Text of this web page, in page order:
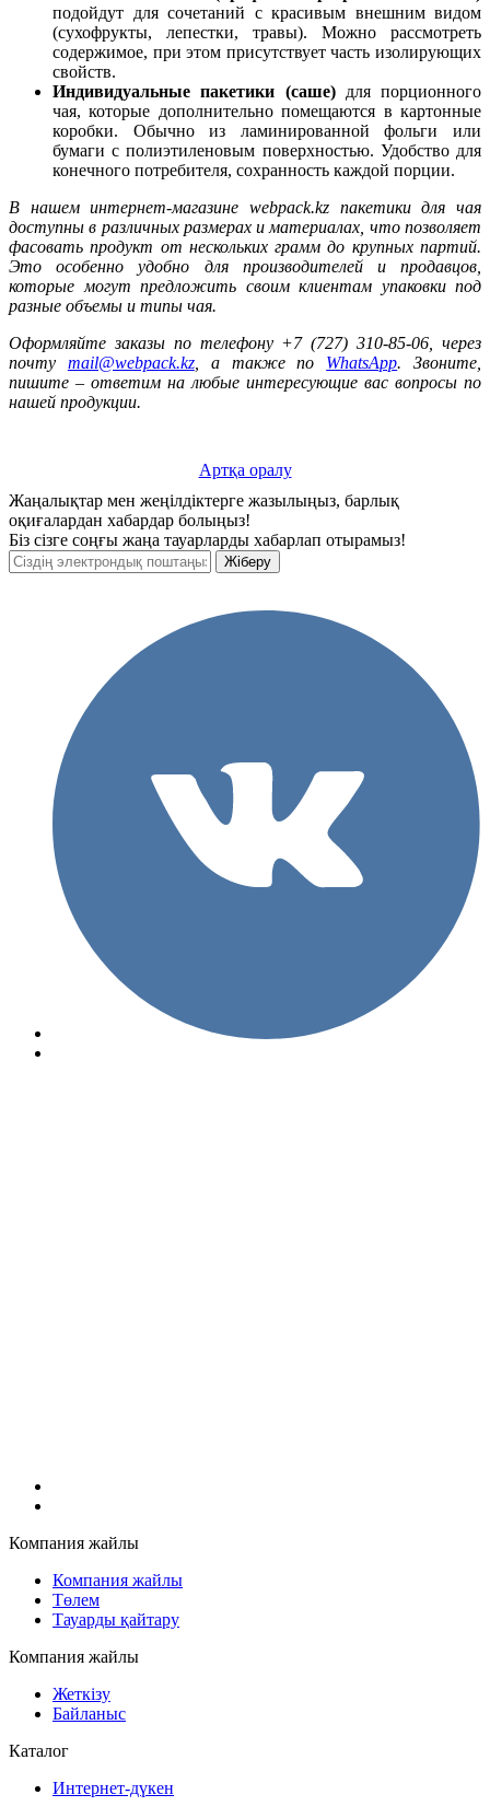
подойдут для сочетаний с красивым внешним видом
(сухофрукты, лепестки, травы). Можно рассмотреть
содержимое, при этом присутствует часть изолирующих
свойств.
Индивидуальные пакетики (саше) для порционного
чая, которые дополнительно помещаются в картонные
коробки. Обычно из ламинированной фольги или
бумаги с полиэтиленовым поверхностью. Удобство для
конечного потребителя, сохранность каждой порции.
В нашем интернет-магазине webpack.kz пакетики для чая
доступны в различных размерах и материалах, что позволяет
фасовать продукт от нескольких грамм до крупных партий.
Это особенно удобно для производителей и продавцов,
которые могут предложить своим клиентам упаковки под
разные объемы и типы чая.
Оформляйте заказы по телефону +7 (727) 310-85-06, через
почту mail@webpack.kz, а также по WhatsApp. Звоните,
пишите – ответим на любые интересующие вас вопросы по
нашей продукции.
Артқа оралу
Жаңалықтар мен жеңілдіктерге жазылыңыз, барлық
оқиғалардан хабардар болыңыз!
Біз сізге соңғы жаңа тауарларды хабарлап отырамыз!
Компания жайлы
Компания жайлы
Төлем
Тауарды қайтару
Компания жайлы
Жеткізу
Байланыс
Каталог
Интернет-дүкен